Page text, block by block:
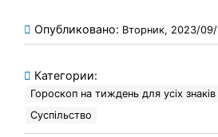
Опубликовано: Вторник, 2023/
Категории:
Гороскоп на тиждень для усіх знаків
Суспільство